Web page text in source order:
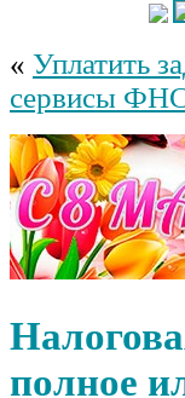
« Уплатить
сервисы
полное